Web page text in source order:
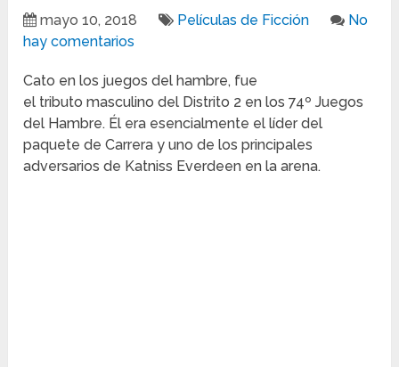
mayo 10, 2018 Películas de Ficción
No
hay comentarios
Cato en los juegos del hambre, fue
el tributo masculino del Distrito 2 en los 74º Juegos
del Hambre. Él era esencialmente el líder del
paquete de Carrera y uno de los principales
adversarios de Katniss Everdeen en la arena.